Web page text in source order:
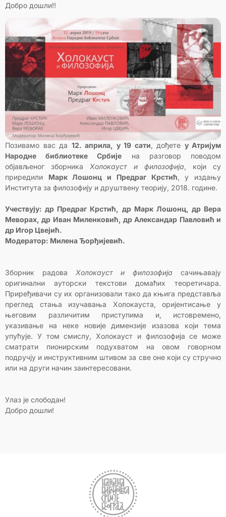
Добро дошли!!
Позивамо вас да 12. априла, у 19 сати, дођете у Атријум
Народне библиотеке Србије на разговор поводом
објављеног зборника Холокауст и филозофија, који су
приредили Марк Лошонц и Предраг Крстић, у издању
Института за филозофију и друштвену теорију, 2018. године.
Учествују: др Предраг Крстић, др Марк Лошонц, др Вера
Меворaх, др Иван Миленковић, др Александар Павловић и
др Игор Цвејић.
Модератор: Милена Ђорђијевић.
Зборник радова Холокауст и филозофија сачињавају
оригинални ауторски текстови домаћих теоретичара.
Приређивачи су их организовали тако да књига представља
преглед стања изучавања Холокауста, оријентисање у
његовим различитим приступима и, истовремено,
указивање на неке новије димензије изазова који тема
упућује. У том смислу, Холокауст и филозофија се може
сматрати пионирским подухватом на овом говорном
подручју и инструктивним штивом за све оне који су стручно
или на други начин заинтересовани.
Улаз је слободан!
Добро дошли!